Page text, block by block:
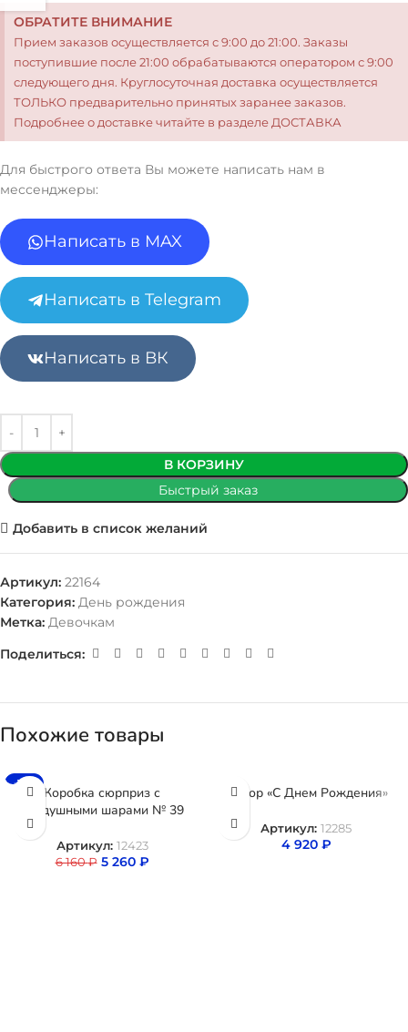
ОБРАТИТЕ ВНИМАНИЕ
Прием заказов осуществляется с 9:00 до 21:00. Заказы
поступившие после 21:00 обрабатываются оператором с 9:00
следующего дня. Круглосуточная доставка осуществляется
ТОЛЬКО предварительно принятых заранее заказов.
Подробнее о доставке читайте в разделе ДОСТАВКА
Для быстрого ответа Вы можете написать нам в
мессенджеры:
Написать в MAX
Написать в Telegram
Написать в ВК
В КОРЗИНУ
Быстрый заказ
Добавить в список желаний
Артикул: 22164
Категория: День рождения
Метка: Девочкам
Поделиться:
Похожие товары
-15%
Коробка сюрприз с
воздушными шарами № 39
Артикул: 12423
6 160₽ 5 260 ₽
Набор «С Днем Рождения»
Артикул: 12285
4 920 ₽